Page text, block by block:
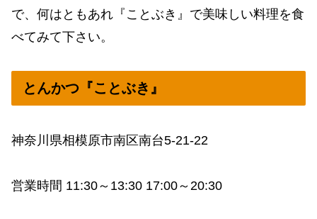
で、何はともあれ『ことぶき』で美味しい料理を食
べてみて下さい。
とんかつ『ことぶき』
神奈川県相模原市南区南台5-21-22
営業時間 11:30～13:30 17:00～20:30